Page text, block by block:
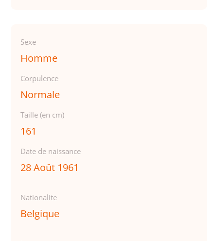
Sexe
Homme
Corpulence
Normale
Taille (en cm)
161
Date de naissance
28 Août 1961
Nationalite
Belgique